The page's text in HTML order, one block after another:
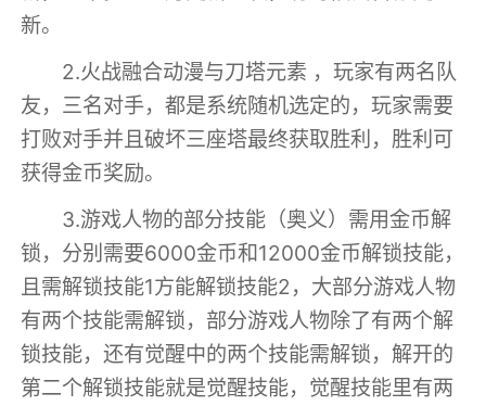
新。
2.火战融合动漫与刀塔元素 ，玩家有两名队
友，三名对手，都是系统随机选定的，玩家需要
打败对手并且破坏三座塔最终获取胜利，胜利可
获得金币奖励。
3.游戏人物的部分技能（奥义）需用金币解
锁，分别需要6000金币和12000金币解锁技能，
且需解锁技能1方能解锁技能2，大部分游戏人物
有两个技能需解锁，部分游戏人物除了有两个解
锁技能，还有觉醒中的两个技能需解锁，解开的
第二个解锁技能就是觉醒技能，觉醒技能里有两